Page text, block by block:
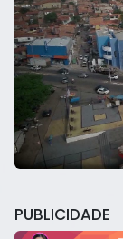
PUBLICIDADE